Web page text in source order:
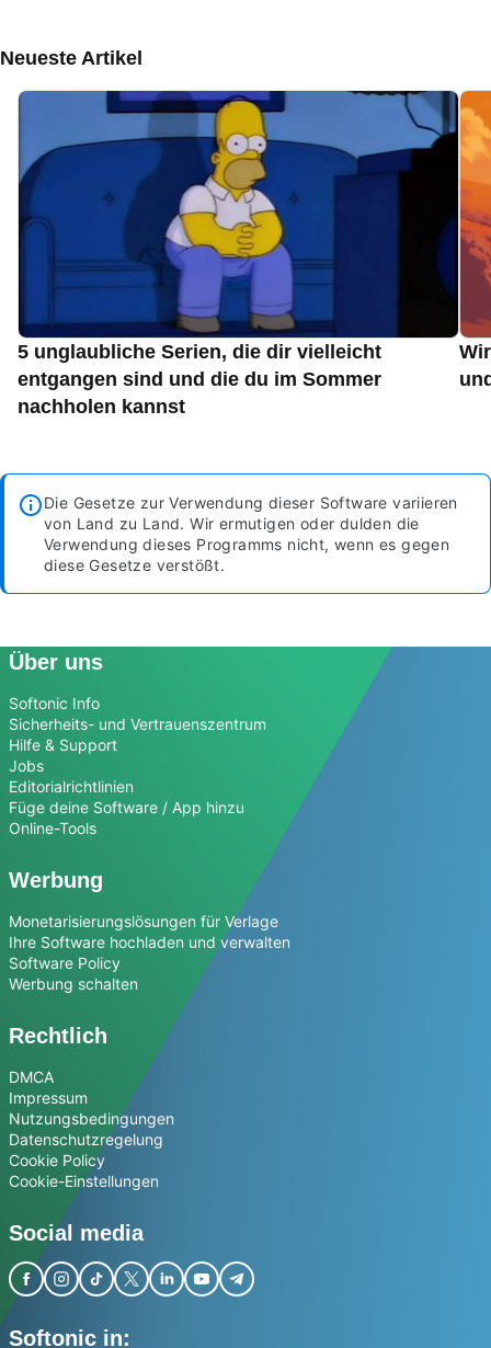
Neueste Artikel
5 unglaubliche Serien, die dir vielleicht
entgangen sind und die du im Sommer
nachholen kannst
Die Gesetze zur Verwendung dieser Software variieren
von Land zu Land. Wir ermutigen oder dulden die
Verwendung dieses Programms nicht, wenn es gegen
diese Gesetze verstößt.
Über uns
Softonic Info
Sicherheits- und Vertrauenszentrum
Hilfe & Support
Jobs
Editorialrichtlinien
Füge deine Software / App hinzu
Online-Tools
Werbung
Monetarisierungslösungen für Verlage
Ihre Software hochladen und verwalten
Software Policy
Werbung schalten
Rechtlich
DMCA
Impressum
Nutzungsbedingungen
Datenschutzregelung
Cookie Policy
Cookie-Einstellungen
Social media
Softonic in: